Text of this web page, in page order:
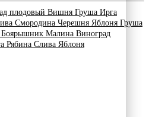
плодовый Вишня Груша Ирга
Смородина Черешня Яблоня Груша
Боярышник Малина Виноград
Рябина Слива Яблоня